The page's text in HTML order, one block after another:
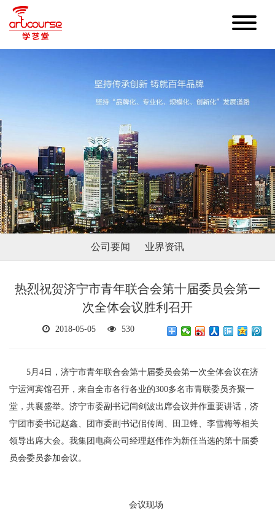
公司要闻 业界资讯
热烈祝贺济宁市青年联合会第十届委员会第一
次全体会议胜利召开
2018-05-05 530
5月4日，济宁市青年联合会第十届委员会第一次全体会议在济
宁运河宾馆召开，来自全市各行各业的300多名市青联委员齐聚一
堂，共襄盛举。济宁市委副书记闫剑波出席会议并作重要讲话，济
宁团市委书记赵鑫、团市委副书记佀传周、田卫锋、李雪梅等相关
领导出席大会。我集团电商公司经理赵伟作为新任当选的第十届委
员会委员参加会议。
会议现场